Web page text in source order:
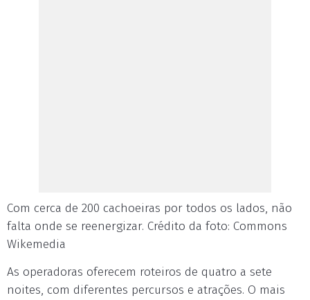
Com cerca de 200 cachoeiras por todos os lados, não
falta onde se reenergizar. Crédito da foto: Commons
Wikemedia
As operadoras oferecem roteiros de quatro a sete
noites, com diferentes percursos e atrações. O mais